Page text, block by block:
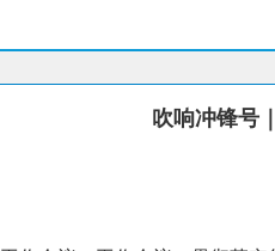
吹响冲锋号